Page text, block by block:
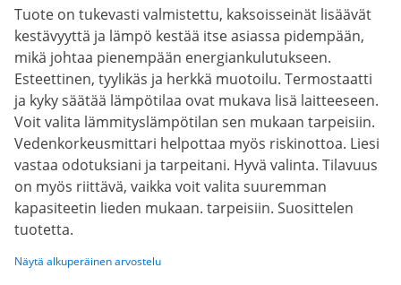
Tuote on tukevasti valmistettu, kaksoisseinät lisäävät
kestävyyttä ja lämpö kestää itse asiassa pidempään,
mikä johtaa pienempään energiankulutukseen.
Esteettinen, tyylikäs ja herkkä muotoilu. Termostaatti
ja kyky säätää lämpötilaa ovat mukava lisä laitteeseen.
Voit valita lämmityslämpötilan sen mukaan tarpeisiin.
Vedenkorkeusmittari helpottaa myös riskinottoa. Liesi
vastaa odotuksiani ja tarpeitani. Hyvä valinta. Tilavuus
on myös riittävä, vaikka voit valita suuremman
kapasiteetin lieden mukaan. tarpeisiin. Suosittelen
tuotetta.
Näytä alkuperäinen arvostelu